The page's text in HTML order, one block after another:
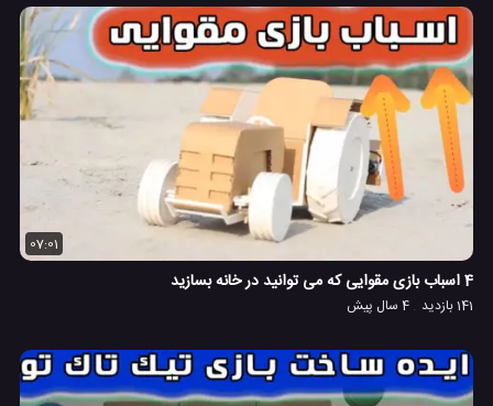
07:01
4 اسباب بازی مقوایی که می توانید در خانه بسازید
141 بازدید 4 سال پیش